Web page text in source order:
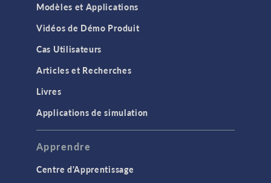
Modèles et Applications
Vidéos de Démo Produit
Cas Utilisateurs
Articles et Recherches
Livres
Applications de simulation
Apprendre
Centre d'Apprentissage